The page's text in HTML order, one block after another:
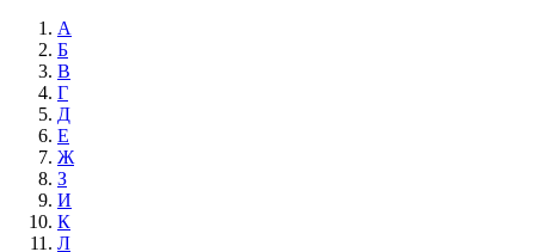
А
Б
В
Г
Д
Е
Ж
З
И
К
Л